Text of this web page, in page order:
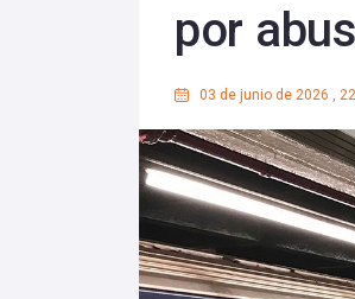
por
03 de junio de 2026 ,